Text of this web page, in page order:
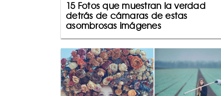
15 Fotos que muestran la verdad
detrás de cámaras de estas
asombrosas imágenes